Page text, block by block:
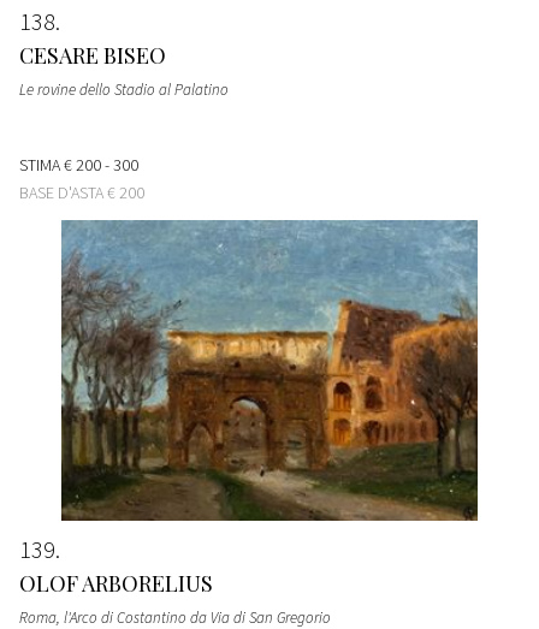
138
CESARE BISEO
Le rovine dello Stadio al Palatino
STIMA€ 200 - 300
BASE D'ASTA€ 200
139
OLOF ARBORELIUS
Roma, l'Arco di Costantino da Via di San Gregorio